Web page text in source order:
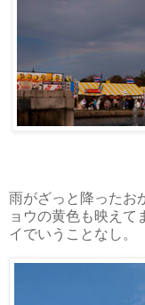
雨がざっと降ったお
ョウの黄色も映えて
イでいうことなし。